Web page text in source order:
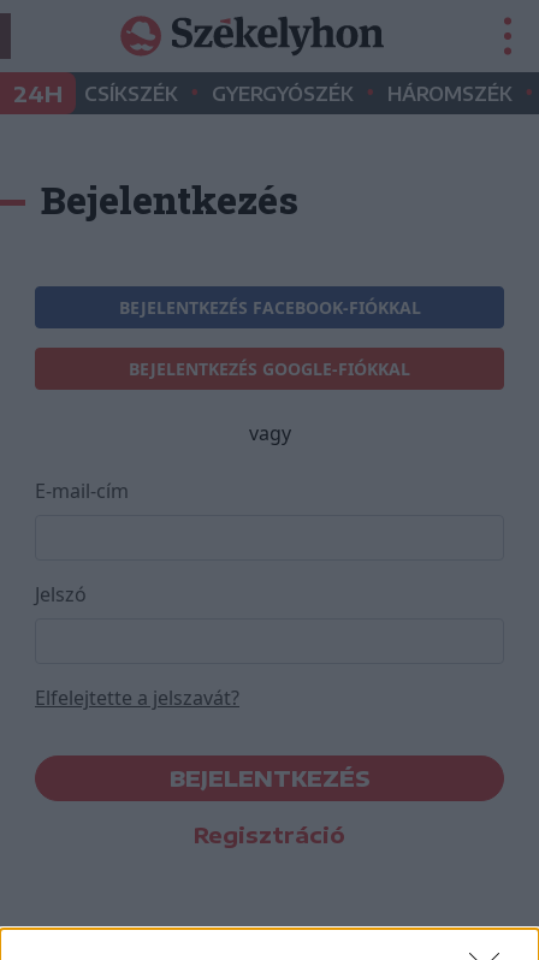
24H CSÍKSZÉK • GYERGYÓSZÉK • HÁROMSZÉK •
Bejelentkezés
BEJELENTKEZÉS FACEBOOK-FIÓKKAL
BEJELENTKEZÉS GOOGLE-FIÓKKAL
vagy
E-mail-cím
Jelszó
Elfelejtette a jelszavát?
BEJELENTKEZÉS
Regisztráció